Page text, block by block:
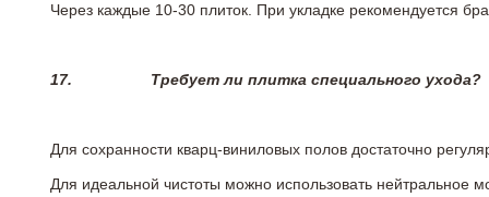
Через каждые 10-30 плиток. При укладке рекомендуется
17. Требует ли плитка специального ухода?
Для сохранности кварц-виниловых полов достаточно
Для идеальной чистоты можно использовать